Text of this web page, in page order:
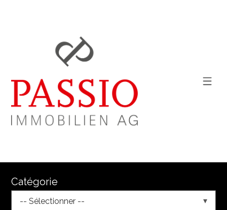
Catégorie
-- Sélectionner --